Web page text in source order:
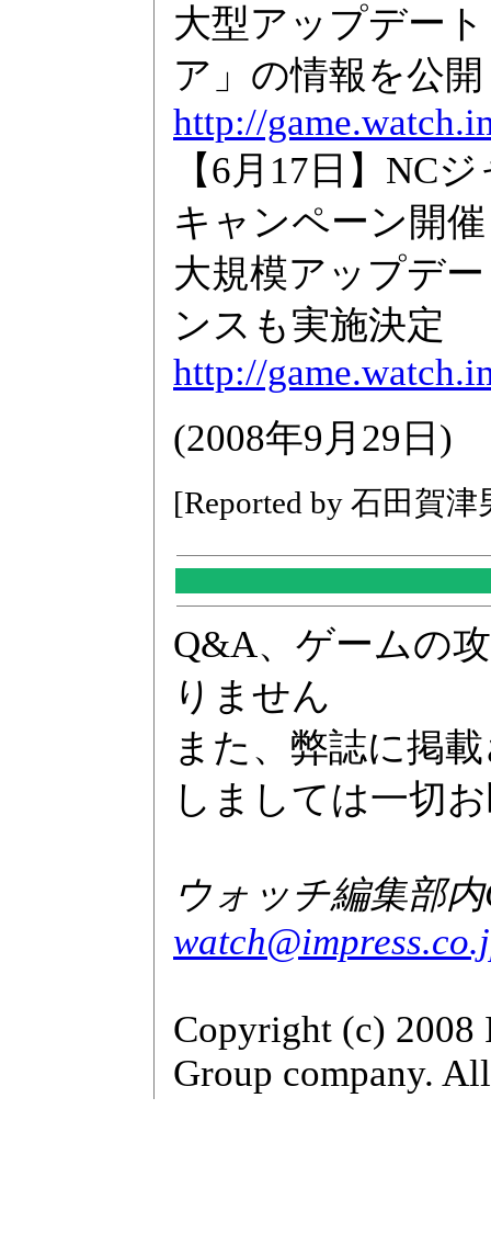
大型アップデー
ア」の情報を公開
http://
【6月17日】NC
キャンペーン開催
大規模アップデ
ンスも実施決定
http://
(2008年9月29日)
[Reported by 石田賀津
Q&A、ゲームの
りません
また、弊誌に掲
しましては一切
ウォッチ編集部内
Copyright (c) 2008
Group company.